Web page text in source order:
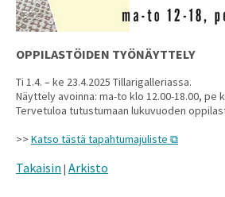
OPPILASTÖIDEN TYÖNÄYTTELY
Ti 1.4. – ke 23.4.2025 Tillarigalleriassa.
Näyttely avoinna: ma-to klo 12.00-18.00, pe
Tervetuloa tutustumaan lukuvuoden
>> Katso tästä tapahtumajuliste
Takaisin | Arkisto